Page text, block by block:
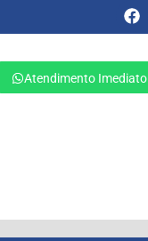
Atendimento Imediato